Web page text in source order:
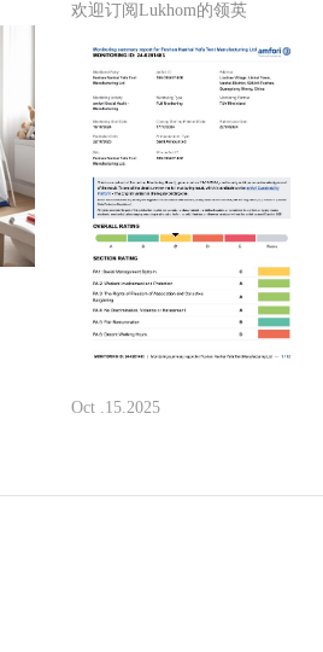
欢迎订阅Lukhom的领英
Oct .15.2025